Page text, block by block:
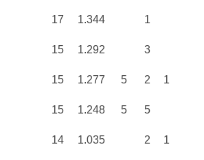
17 1.344 1
15 1.292 3
15 1.277 5 2 1
15 1.248 5 5
14 1.035 2 1